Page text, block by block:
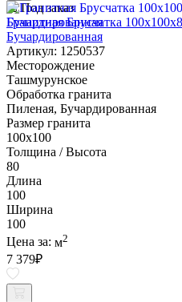
Под заказ
Гранитная Брусчатка
Бучардированная
Артикул: 1250537
Месторождение
Ташмурунское
Обработка гранита
Пиленая, Бучардированная
Размер гранита
100х100
Толщина / Высота
80
Длина
100
Ширина
100
Цена за: м2
7 379₽